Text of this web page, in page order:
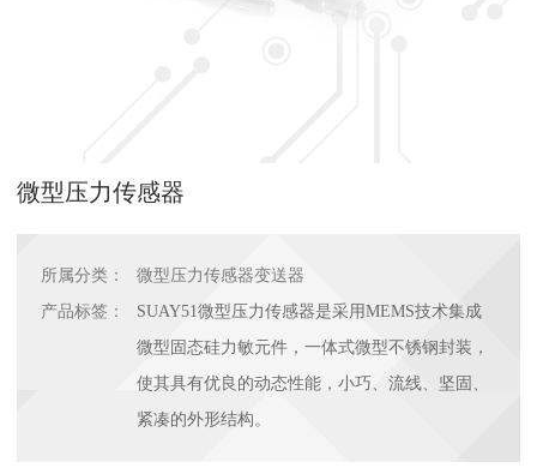
微型压力传感器
所属分类：
微型压力传感器变送器
产品标签：
SUAY51微型压力传感器是采用MEMS技术集成
微型固态硅力敏元件，一体式微型不锈钢封装，
使其具有优良的动态性能，小巧、流线、坚固、
紧凑的外形结构。